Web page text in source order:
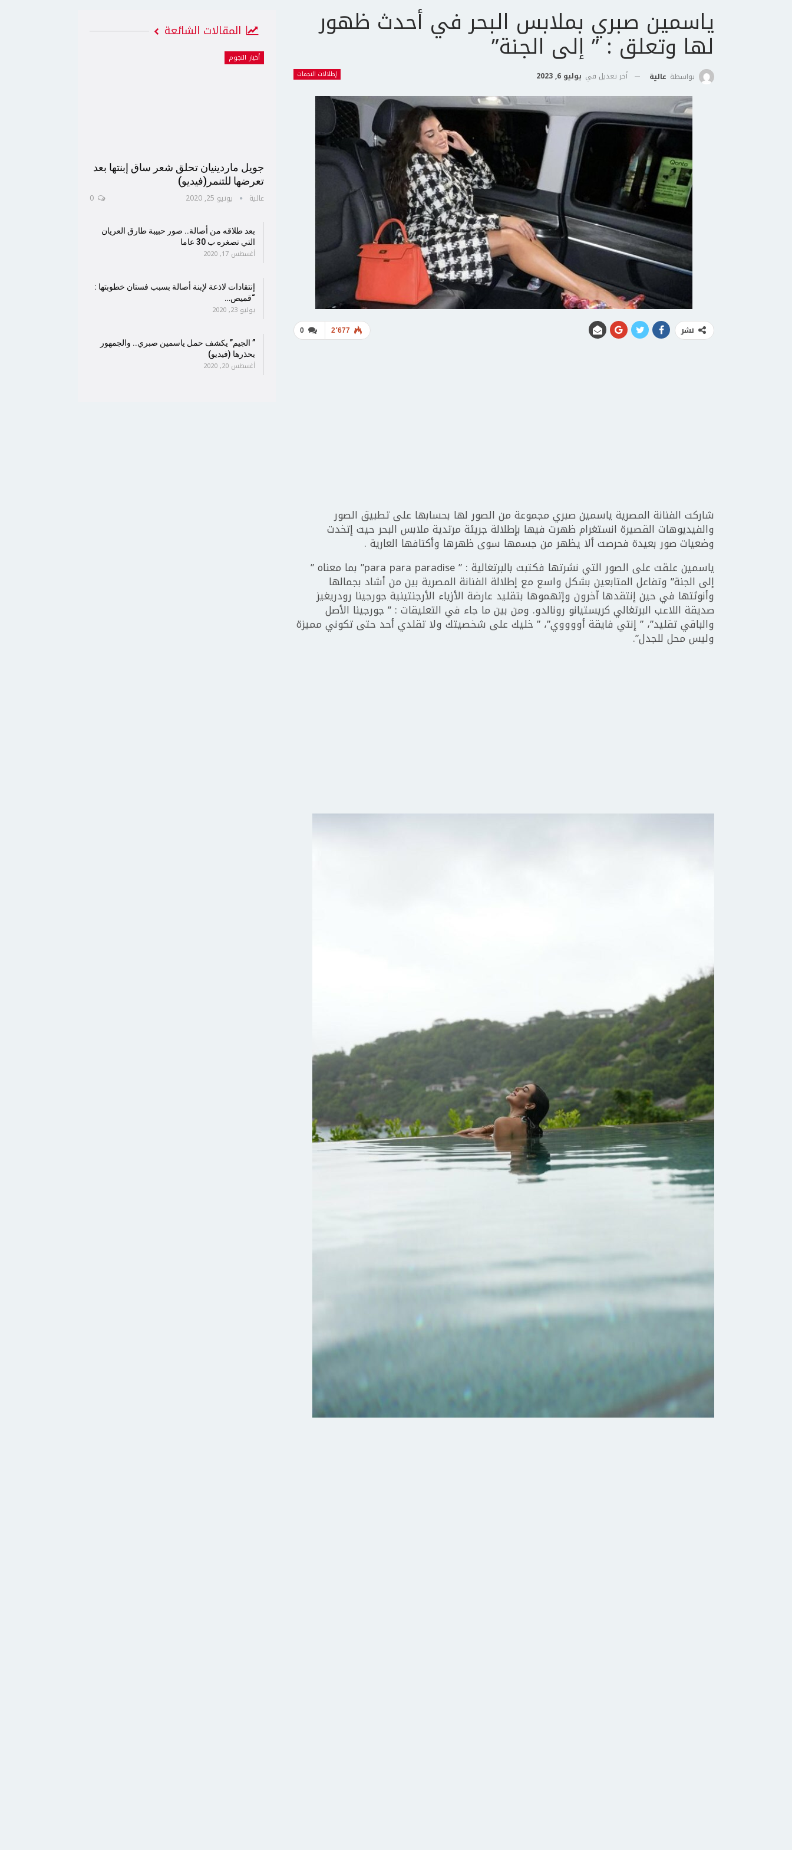
ياسمين صبري بملابس البحر في أحدث ظهور
لها وتعلق : ” إلى الجنة”
إطلالات النجمات بواسطة عالية أخر تعديل في يوليو 6, 2023
0 2٬677 نشر
شاركت الفنانة المصرية ياسمين صبري مجموعة من الصور لها بحسابها على تطبيق الصور
والفيديوهات القصيرة انستغرام ظهرت فيها بإطلالة جريئة مرتدية ملابس البحر حيث إتخدت
وضعيات صور بعيدة فحرصت ألا يظهر من جسمها سوى ظهرها وأكتافها العارية .
ياسمين علقت على الصور التي نشرتها فكتبت بالبرتغالية : ” para para paradise” بما معناه ”
إلى الجنة” وتفاعل المتابعين بشكل واسع مع إطلالة الفنانة المصرية بين من أشاد بجمالها
وأنوثتها في حين إنتقدها آخرون وإتهموها بتقليد عارضة الأزياء الأرجنتينية جورجينا رودريغيز
صديقة اللاعب البرتغالي كريستيانو رونالدو. ومن بين ما جاء في التعليقات : ” جورجينا الأصل
والباقي تقليد”، ” إنتي فايقة أووووي”، ” خليك على شخصيتك ولا تقلدي أحد حتى تكوني مميزة
وليس محل للجدل”.
المقالات الشائعة
أخبار النجوم
جويل ماردينيان تحلق شعر ساق إبنتها بعد
تعرضها للتنمر(فيديو)
عالية يونيو 25, 2020
بعد طلاقه من أصالة.. صور حبيبة طارق العريان
التي تصغره ب 30 عاما
أغسطس 17, 2020
إنتقادات لاذعة لإبنة أصالة بسبب فستان خطوبتها :
“قميص…
يوليو 23, 2020
” الجيم” يكشف حمل ياسمين صبري.. والجمهور
يحذرها (فيديو)
أغسطس 20, 2020